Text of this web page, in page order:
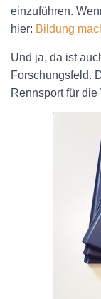
einzuführen.
hier: Bildung
Und ja, da ist
Forschungsfeld.
Rennsport für die